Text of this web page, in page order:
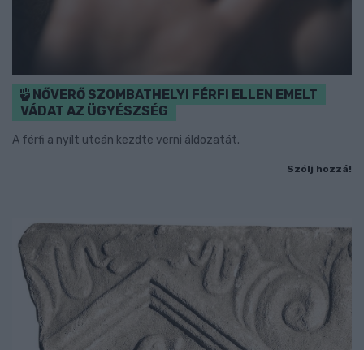
NŐVERŐ SZOMBATHELYI FÉRFI ELLEN EMELT
VÁDAT AZ ÜGYÉSZSÉG
A férfi a nyílt utcán kezdte verni áldozatát.
Szólj hozzá!